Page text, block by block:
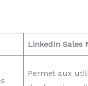
LinkedIn Sales
Permet aux